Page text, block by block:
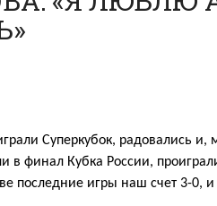
Cуперкубок, радовались и,
финал Кубка России,
последние игры наш счет 3-0, и